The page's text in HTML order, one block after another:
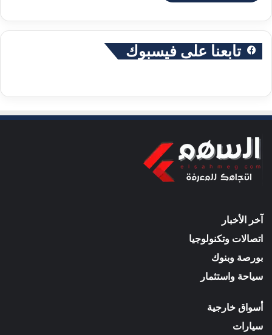
تابعنا على فيسبوك
آخر الأخبار
اتصالات وتكنولوجيا
بورصة وبنوك
سياحة واستثمار
أسواق خارجية
سيارات